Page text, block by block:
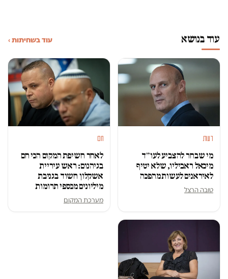
עוד בנושא עוד בשחיתות ›
דעות
מי שבחר להצביע לעו״ד
מיכאל ראביליו, שלא יטיף
לאיראנים לעשות מהפכה
טובה הרצל
חם
לאחר חשיפת המקום הכי חם
בגיהנום: ראש עיריית
אשקלון חשוד בגניבת
מיליונים מכספי תרומות
מערכת המקום